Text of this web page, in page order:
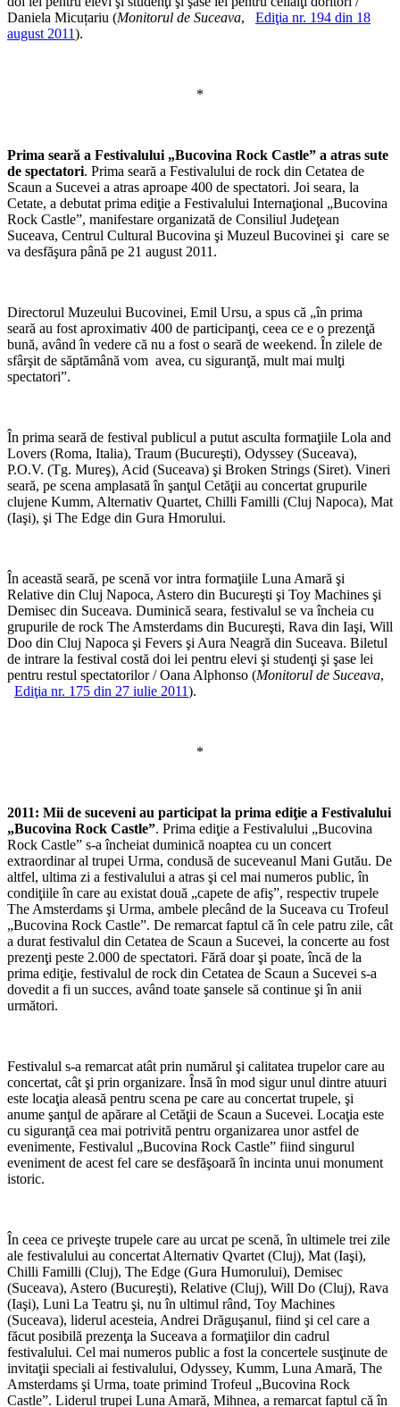
Daniela Micuțariu (Monitorul de Suceava, Ediţia nr. 194 din 18
august 2011).
*
Prima seară a Festivalului „Bucovina Rock Castle” a atras sute
de spectatori. Prima seară a Festivalului de rock din Cetatea de
Scaun a Sucevei a atras aproape 400 de spectatori. Joi seara, la
Cetate, a debutat prima ediţie a Festivalului Internaţional „Bucovina
Rock Castle”, manifestare organizată de Consiliul Judeţean
Suceava, Centrul Cultural Bucovina şi Muzeul Bucovinei şi care se
va desfăşura până pe 21 august 2011.
Directorul Muzeului Bucovinei, Emil Ursu, a spus că „în prima
seară au fost aproximativ 400 de participanţi, ceea ce e o prezenţă
bună, având în vedere că nu a fost o seară de weekend. În zilele de
sfârşit de săptămână vom avea, cu siguranţă, mult mai mulţi
spectatori”.
În prima seară de festival publicul a putut asculta formaţiile Lola and
Lovers (Roma, Italia), Traum (Bucureşti), Odyssey (Suceava),
P.O.V. (Tg. Mureş), Acid (Suceava) şi Broken Strings (Siret). Vineri
seară, pe scena amplasată în şanţul Cetăţii au concertat grupurile
clujene Kumm, Alternativ Quartet, Chilli Familli (Cluj Napoca), Mat
(Iaşi), şi The Edge din Gura Hmorului.
În această seară, pe scenă vor intra formaţiile Luna Amară şi
Relative din Cluj Napoca, Astero din Bucureşti şi Toy Machines şi
Demisec din Suceava. Duminică seara, festivalul se va încheia cu
grupurile de rock The Amsterdams din Bucureşti, Rava din Iaşi, Will
Doo din Cluj Napoca şi Fevers şi Aura Neagră din Suceava. Biletul
de intrare la festival costă doi lei pentru elevi şi studenţi şi şase lei
pentru restul spectatorilor / Oana Alphonso (Monitorul de Suceava,
Ediţia nr. 175 din 27 iulie 2011).
*
2011: Mii de suceveni au participat la prima ediţie a Festivalului
„Bucovina Rock Castle”. Prima ediţie a Festivalului „Bucovina
Rock Castle” s-a încheiat duminică noaptea cu un concert
extraordinar al trupei Urma, condusă de suceveanul Mani Gutău. De
altfel, ultima zi a festivalului a atras şi cel mai numeros public, în
condiţiile în care au existat două „capete de afiş”, respectiv trupele
The Amsterdams şi Urma, ambele plecând de la Suceava cu Trofeul
„Bucovina Rock Castle”. De remarcat faptul că în cele patru zile, cât
a durat festivalul din Cetatea de Scaun a Sucevei, la concerte au fost
prezenţi peste 2.000 de spectatori. Fără doar şi poate, încă de la
prima ediţie, festivalul de rock din Cetatea de Scaun a Sucevei s-a
dovedit a fi un succes, având toate şansele să continue şi în anii
următori.
Festivalul s-a remarcat atât prin numărul şi calitatea trupelor care au
concertat, cât şi prin organizare. Însă în mod sigur unul dintre atuuri
este locaţia aleasă pentru scena pe care au concertat trupele, şi
anume şanţul de apărare al Cetăţii de Scaun a Sucevei. Locaţia este
cu siguranţă cea mai potrivită pentru organizarea unor astfel de
evenimente, Festivalul „Bucovina Rock Castle” fiind singurul
eveniment de acest fel care se desfăşoară în incinta unui monument
istoric.
În ceea ce priveşte trupele care au urcat pe scenă, în ultimele trei zile
ale festivalului au concertat Alternativ Qvartet (Cluj), Mat (Iaşi),
Chilli Familli (Cluj), The Edge (Gura Humorului), Demisec
(Suceava), Astero (Bucureşti), Relative (Cluj), Will Do (Cluj), Rava
(Iaşi), Luni La Teatru şi, nu în ultimul rând, Toy Machines
(Suceava), liderul acesteia, Andrei Drăguşanul, fiind şi cel care a
făcut posibilă prezenţa la Suceava a formaţiilor din cadrul
festivalului. Cel mai numeros public a fost la concertele susţinute de
invitaţii speciali ai festivalului, Odyssey, Kumm, Luna Amară, The
Amsterdams şi Urma, toate primind Trofeul „Bucovina Rock
Castle”. Liderul trupei Luna Amară, Mihnea, a remarcat faptul că în